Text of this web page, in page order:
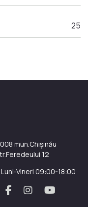
25
mun.Chișinău
12
Luni-Vineri 09:00-18:00